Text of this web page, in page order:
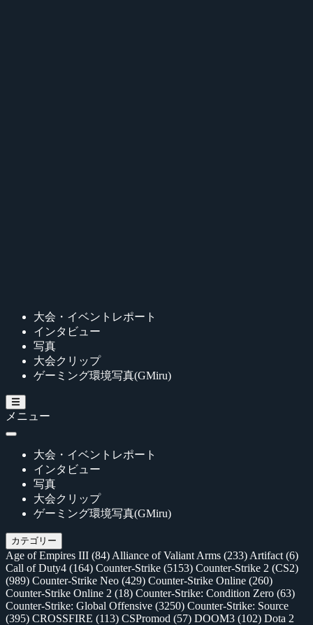
大会・イベントレポート
インタビュー
写真
大会クリップ
ゲーミング環境写真(GMiru)
メニュー
大会・イベントレポート
インタビュー
写真
大会クリップ
ゲーミング環境写真(GMiru)
カテゴリー
Age of Empires III (84) Alliance of Valiant Arms (233) Artifact (6)
Call of Duty4 (164) Counter-Strike (5153) Counter-Strike 2 (CS2)
(989) Counter-Strike Neo (429) Counter-Strike Online (260)
Counter-Strike Online 2 (18) Counter-Strike: Condition Zero (63)
Counter-Strike: Global Offensive (3250) Counter-Strike: Source
(395) CROSSFIRE (113) CSPromod (57) DOOM3 (102) Dota 2